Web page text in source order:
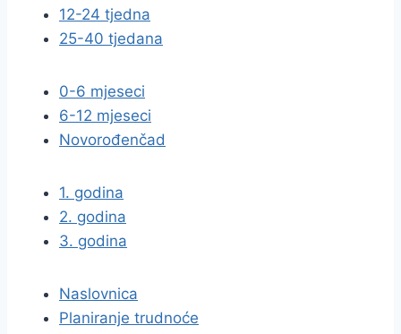
12-24 tjedna
25-40 tjedana
0-6 mjeseci
6-12 mjeseci
Novorođenčad
1. godina
2. godina
3. godina
Naslovnica
Planiranje trudnoće